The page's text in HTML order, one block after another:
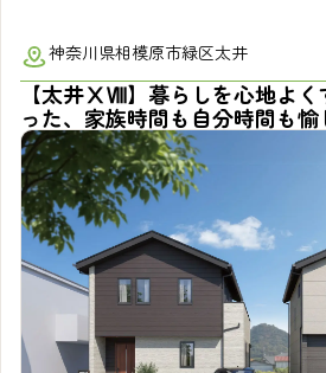
神奈川県相模原市緑区太井
【太井ⅩⅧ】暮らしを心地よく
った、家族時間も自分時間も